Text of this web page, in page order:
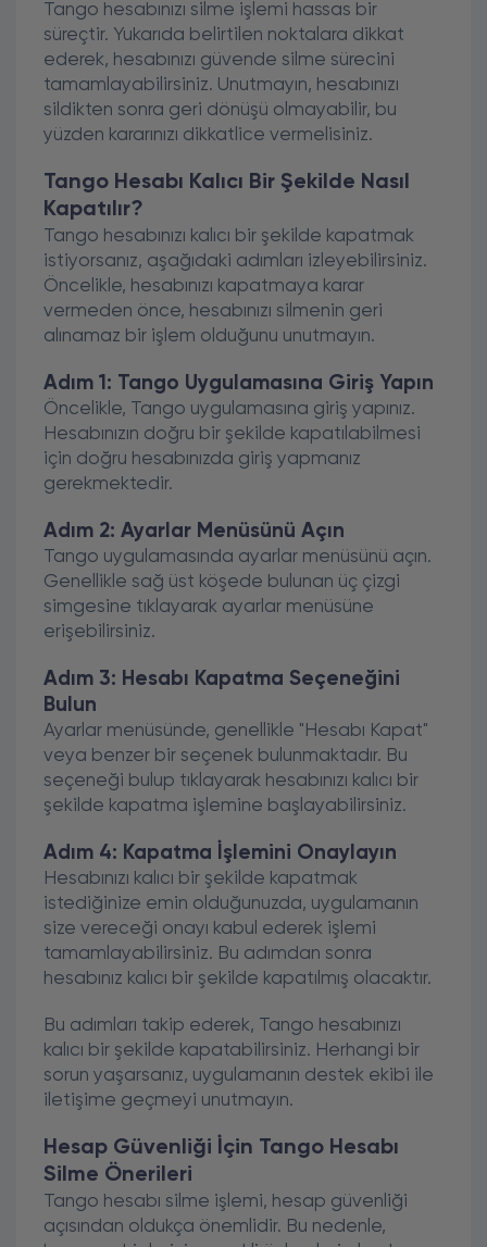
Tango hesabınızı silme işlemi hassas bir
süreçtir. Yukarıda belirtilen noktalara dikkat
ederek, hesabınızı güvende silme sürecini
tamamlayabilirsiniz. Unutmayın, hesabınızı
sildikten sonra geri dönüşü olmayabilir, bu
yüzden kararınızı dikkatlice vermelisiniz.
Tango Hesabı Kalıcı Bir Şekilde Nasıl
Kapatılır?
Tango hesabınızı kalıcı bir şekilde kapatmak
istiyorsanız, aşağıdaki adımları izleyebilirsiniz.
Öncelikle, hesabınızı kapatmaya karar
vermeden önce, hesabınızı silmenin geri
alınamaz bir işlem olduğunu unutmayın.
Adım 1: Tango Uygulamasına Giriş Yapın
Öncelikle, Tango uygulamasına giriş yapınız.
Hesabınızın doğru bir şekilde kapatılabilmesi
için doğru hesabınızda giriş yapmanız
gerekmektedir.
Adım 2: Ayarlar Menüsünü Açın
Tango uygulamasında ayarlar menüsünü açın.
Genellikle sağ üst köşede bulunan üç çizgi
simgesine tıklayarak ayarlar menüsüne
erişebilirsiniz.
Adım 3: Hesabı Kapatma Seçeneğini
Bulun
Ayarlar menüsünde, genellikle "Hesabı Kapat"
veya benzer bir seçenek bulunmaktadır. Bu
seçeneği bulup tıklayarak hesabınızı kalıcı bir
şekilde kapatma işlemine başlayabilirsiniz.
Adım 4: Kapatma İşlemini Onaylayın
Hesabınızı kalıcı bir şekilde kapatmak
istediğinize emin olduğunuzda, uygulamanın
size vereceği onayı kabul ederek işlemi
tamamlayabilirsiniz. Bu adımdan sonra
hesabınız kalıcı bir şekilde kapatılmış olacaktır.
Bu adımları takip ederek, Tango hesabınızı
kalıcı bir şekilde kapatabilirsiniz. Herhangi bir
sorun yaşarsanız, uygulamanın destek ekibi ile
iletişime geçmeyi unutmayın.
Hesap Güvenliği İçin Tango Hesabı
Silme Önerileri
Tango hesabı silme işlemi, hesap güvenliği
açısından oldukça önemlidir. Bu nedenle,